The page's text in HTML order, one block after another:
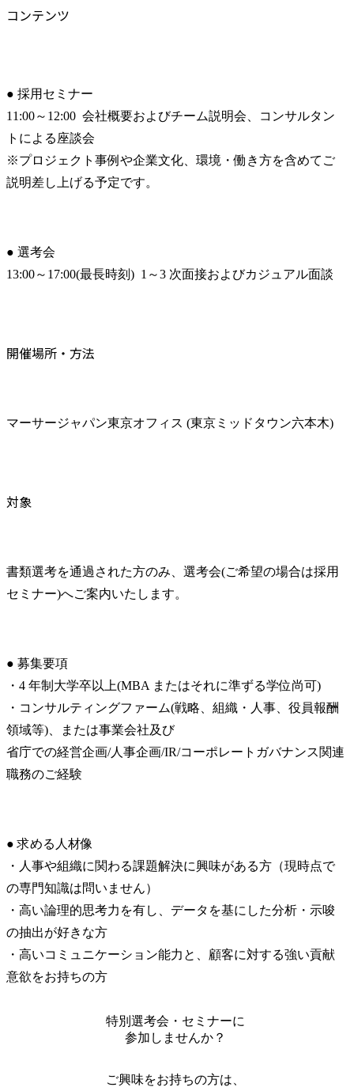
コンテンツ
● 採用セミナー
11:00～12:00  会社概要およびチーム説明会、コンサルタン
トによる座談会
※プロジェクト事例や企業文化、環境・働き方を含めてご
説明差し上げる予定です。
● 選考会
13:00～17:00(最長時刻)  1～3 次面接およびカジュアル面談
開催場所・方法
マーサージャパン東京オフィス (東京ミッドタウン六本木)
対象
書類選考を通過された方のみ、選考会(ご希望の場合は採用
セミナー)へご案内いたします。
● 募集要項
・4 年制大学卒以上(MBA またはそれに準ずる学位尚可)
・コンサルティングファーム(戦略、組織・人事、役員報酬
領域等)、または事業会社及び
省庁での経営企画/人事企画/IR/コーポレートガバナンス関連
職務のご経験
● 求める人材像
・人事や組織に関わる課題解決に興味がある方（現時点で
の専門知識は問いません）
・高い論理的思考力を有し、データを基にした分析・示唆
の抽出が好きな方
・高いコミュニケーション能力と、顧客に対する強い貢献
意欲をお持ちの方
特別選考会・セミナーに
参加しませんか？
ご興味をお持ちの方は、